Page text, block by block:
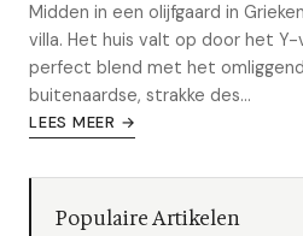
Midden in een olijfgaard in
villa. Het huis valt op door het
perfect blend met het
buitenaardse, strakke des...
LEES MEER →
Populaire Artikelen